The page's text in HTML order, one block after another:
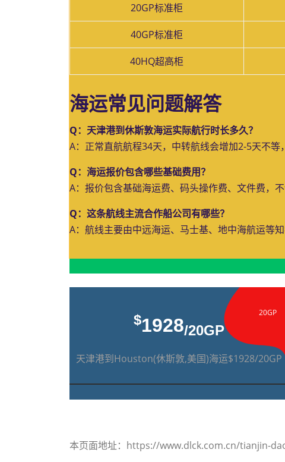
20GP标准柜
40GP标准柜
40HQ超高柜
海运常见问题解答
Q：天津港到休斯敦海运实际航行时长多久？
A：正常直航航程34天，中转航线会增加2-5天不等
Q：海运报价包含哪些基础费用？
A：报价包含基础海运费、码头操作费、文件费，
Q：这条航线主流合作船公司有哪些？
A：航线主要由中远海运、马士基、地中海航运等
20GP
$1928/20GP
天津港到Houston(休斯敦,美国)海运$1928/20GP
本页面地址：https://www.dlck.com.cn/tianjin-